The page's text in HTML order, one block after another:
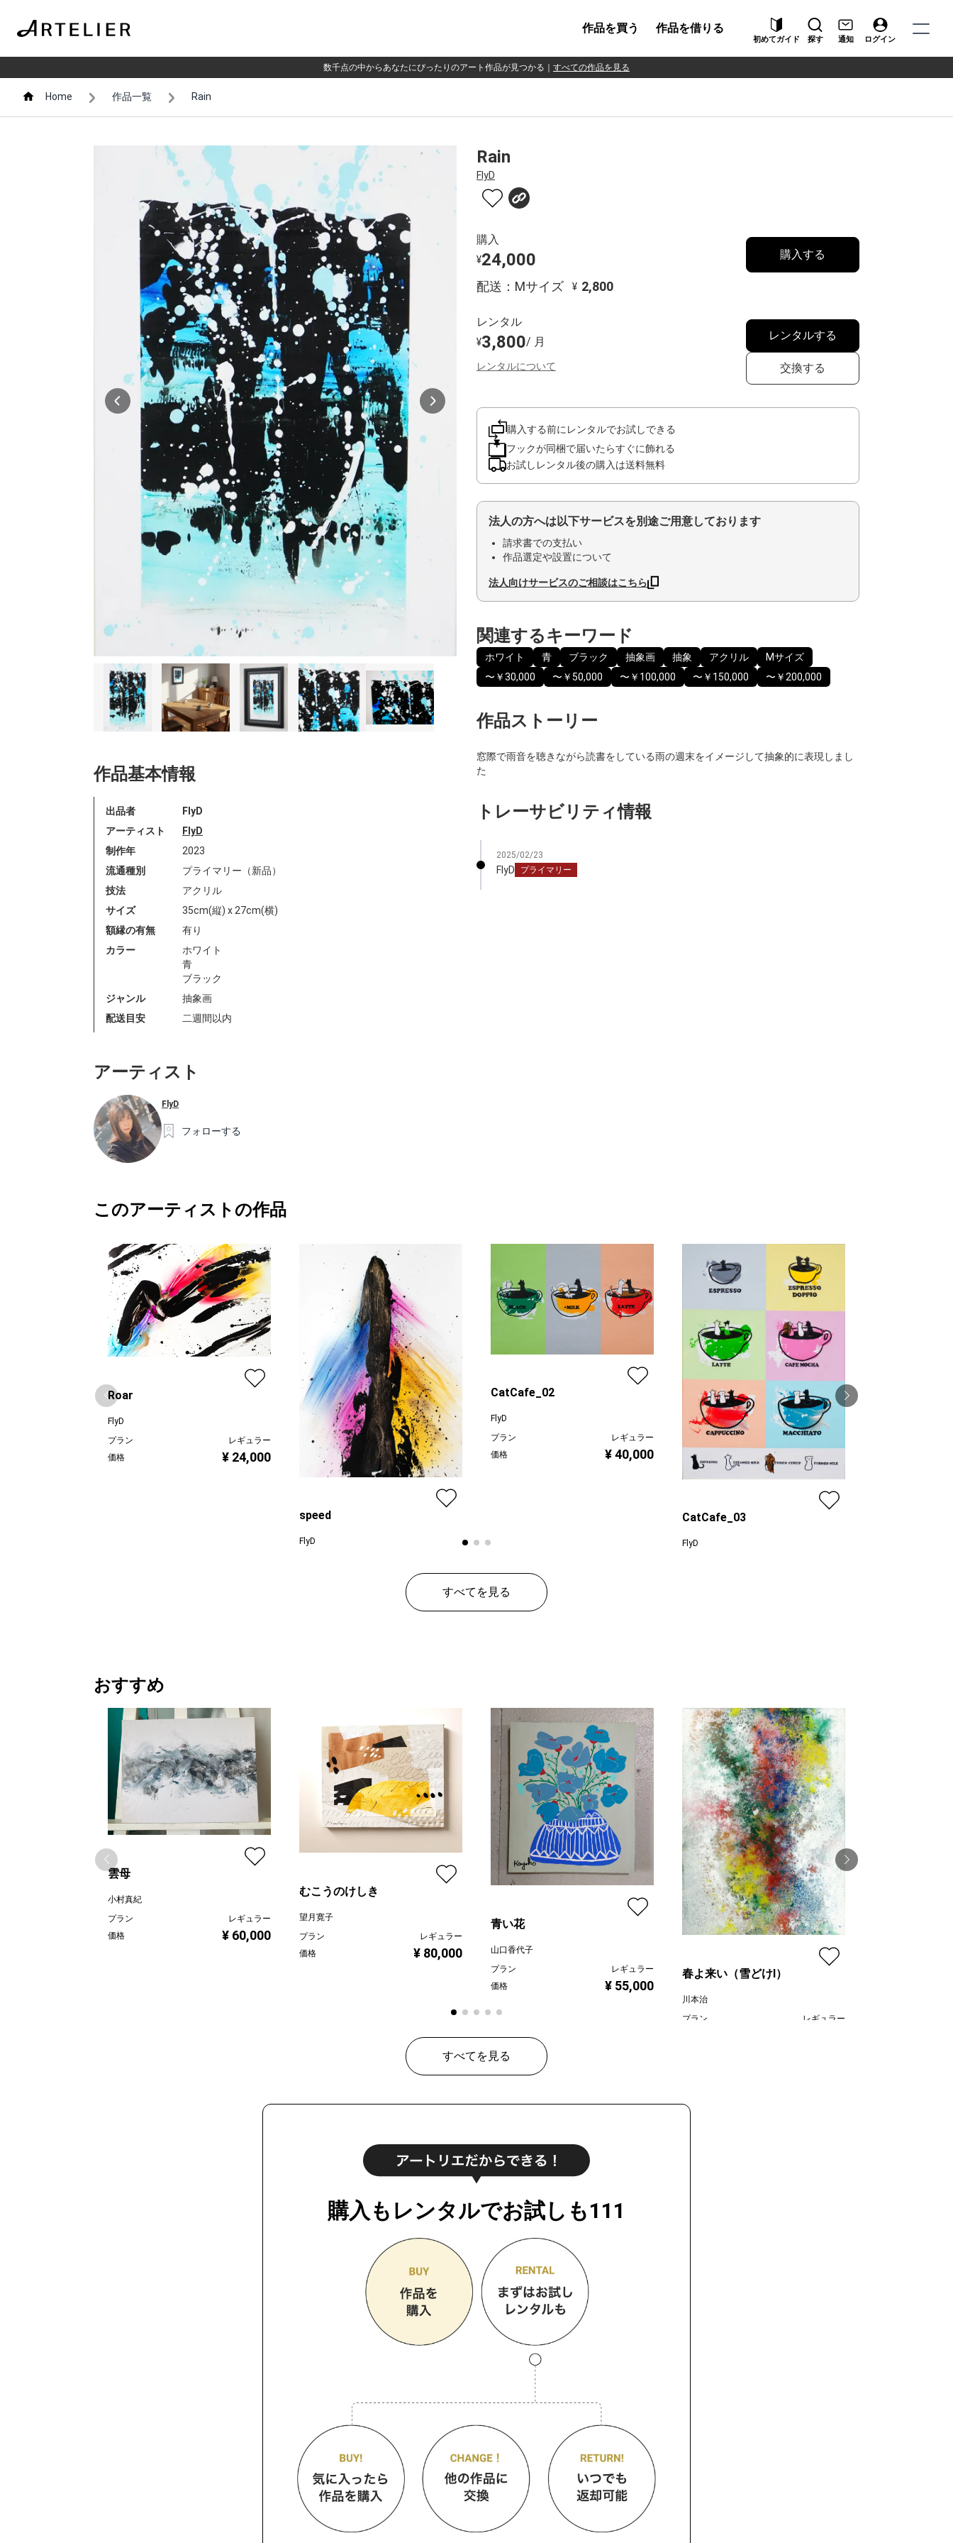
作品を買う 作品を借りる
初めてガイド 探す 通知 ログイン
数千点の中からあなたにぴったりのアート作品が見つかる すべての作品を見る
Home 作品一覧 Rain
作品基本情報
出品者
FlyD
アーティスト
FlyD
制作年
2023
流通種別
プライマリー（新品）
技法
アクリル
サイズ
35cm(縦) x 27cm(横)
額縁の有無
有り
カラー
ホワイト
青
ブラック
ジャンル
抽象画
配送目安
二週間以内
アーティスト
FlyD
フォローする
Rain
FlyD
購入
¥24,000
配送：Mサイズ ¥ 2,800
購入する
レンタル
¥3,800/ 月
レンタルについて
レンタルする
交換する
購入する前にレンタルでお試しできる
フックが同梱で届いたらすぐに飾れる
お試しレンタル後の購入は送料無料
法人の方へは以下サービスを別途ご用意しております
請求書での支払い
作品選定や設置について
法人向けサービスのご相談はこちら
関連するキーワード
ホワイト 青 ブラック 抽象画 抽象 アクリル
Mサイズ
〜￥30,000
〜￥50,000 〜￥100,000 〜￥150,000 〜￥200,000
作品ストーリー
窓際で雨音を聴きながら読書をしている雨の週末をイメージして抽象的に表現しまし
た
トレーサビリティ情報
2025/02/23
FlyD プライマリー
このアーティストの作品
Roar
FlyD
プラン
レギュラー
価格
¥ 24,000
speed
FlyD
¥ 24,000
CatCafe_02
FlyD
プラン
レギュラー
価格
¥ 40,000
CatCafe_03
FlyD
すべてを見る
おすすめ
雲母
小村真紀
プラン
レギュラー
価格
¥ 60,000
むこうのけしき
望月寛子
プラン
レギュラー
価格
¥ 80,000
青い花
山口香代子
プラン
レギュラー
価格
¥ 55,000
春よ来い（雪どけⅠ）
川本治
プラン
レギュラー
すべてを見る
購入もレンタルでお試しも111